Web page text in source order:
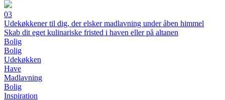
03
Udekøkkener til dig, der elsker madlavning under åben himmel
Skab dit eget kulinariske fristed i haven eller på altanen
Bolig
Bolig
Udekøkken
Have
Madlavning
Bolig
Inspiration